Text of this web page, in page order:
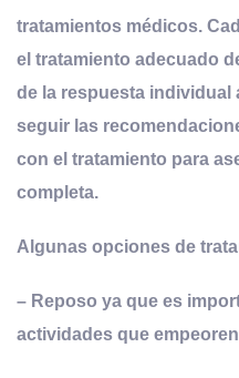
tratamientos médicos.
el tratamiento adecuado
de la respuesta individual
seguir las
con el tratamiento para
completa.
Algunas opciones de
– Reposo ya que es
actividades que